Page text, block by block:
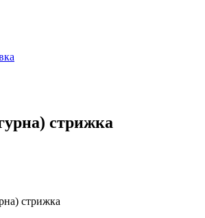
стрижка
стрижка